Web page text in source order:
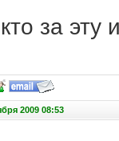
за
2009 08:53